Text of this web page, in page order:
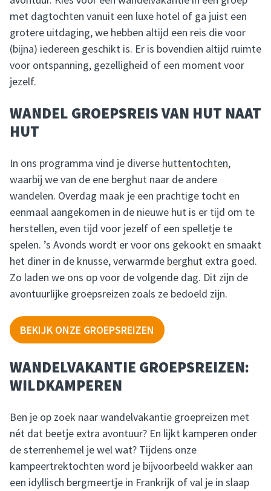
met dagtochten vanuit een luxe hotel of ga juist een
grotere uitdaging, we hebben altijd een reis die voor
(bijna) iedereen geschikt is. Er is bovendien altijd ruimte
voor ontspanning, gezelligheid of een moment voor
jezelf.
WANDEL GROEPSREIS VAN HUT NAAT
HUT
In ons programma vind je diverse huttentochten,
waarbij we van de ene berghut naar de andere
wandelen. Overdag maak je een prachtige tocht en
eenmaal aangekomen in de nieuwe hut is er tijd om te
herstellen, even tijd voor jezelf of een spelletje te
spelen. ’s Avonds wordt er voor ons gekookt en smaakt
het diner in de knusse, verwarmde berghut extra goed.
Zo laden we ons op voor de volgende dag. Dit zijn de
avontuurlijke groepsreizen zoals ze bedoeld zijn.
BEKIJK ONZE GROEPSREIZEN
WANDELVAKANTIE GROEPSREIZEN:
WILDKAMPEREN
Ben je op zoek naar wandelvakantie groepreizen met
nét dat beetje extra avontuur? En lijkt kamperen onder
de sterrenhemel je wel wat? Tijdens onze
kampeertrektochten word je bijvoorbeeld wakker aan
een idyllisch bergmeertje in Frankrijk of val je in slaap